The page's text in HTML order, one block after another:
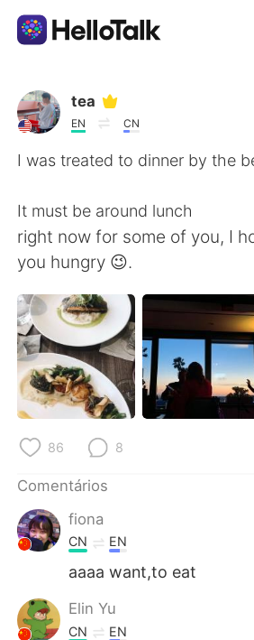
Aplicativo de troca de idioma
AI Grammar Checker
English
繁體中文 Español
العربية Français
Deutsch
한국어
Italiano
tea
EN CN
I was treated to dinner by the
It must be around lunch
right now for some of you, I
you hungry 😉.
86 8
Comentários
fiona
CN EN
aaaa want,to eat
Elin Yu
CN EN